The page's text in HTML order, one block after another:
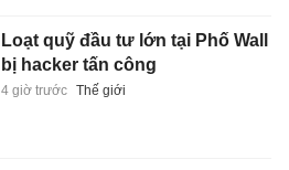
Loạt quỹ đầu tư lớn tại Phố Wall
bị hacker tấn công
4 giờ trước Thế giới